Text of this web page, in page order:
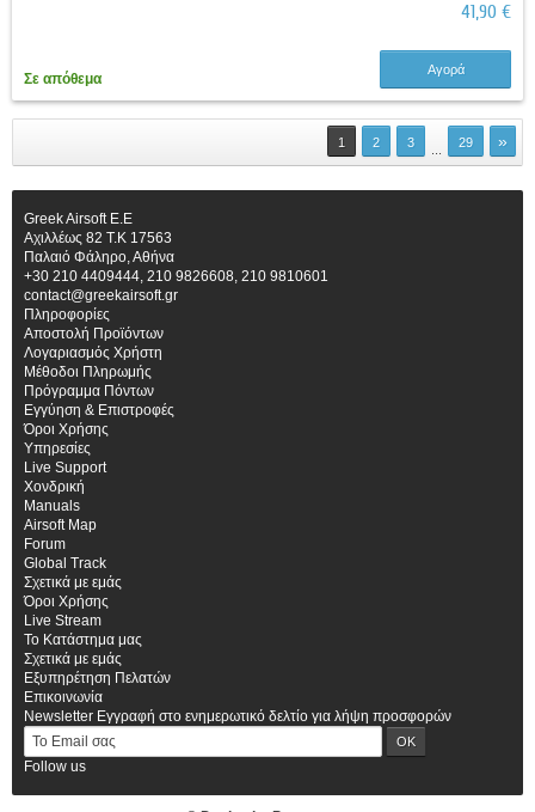
41,90 €
Σε απόθεμα
Αγορά
1 2 3 29 »
Greek Airsoft E.E
Αχιλλέως 82 Τ.Κ 17563
Παλαιό Φάληρο, Αθήνα
+30 210 4409444, 210 9826608, 210 9810601
contact@greekairsoft.gr
Πληροφορίες
Αποστολή Προϊόντων
Λογαριασμός Χρήστη
Μέθοδοι Πληρωμής
Πρόγραμμα Πόντων
Εγγύηση & Επιστροφές
Όροι Χρήσης
Υπηρεσίες
Live Support
Χονδρική
Manuals
Airsoft Map
Forum
Global Track
Σχετικά με εμάς
Όροι Χρήσης
Live Stream
Το Κατάστημα μας
Σχετικά με εμάς
Εξυπηρέτηση Πελατών
Επικοινωνία
Newsletter Εγγραφή στο ενημερωτικό δελτίο για λήψη προσφορών
Follow us